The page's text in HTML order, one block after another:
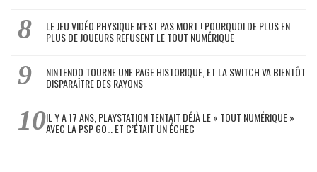
LE JEU VIDÉO PHYSIQUE N’EST PAS MORT ! POURQUOI DE PLUS EN
PLUS DE JOUEURS REFUSENT LE TOUT NUMÉRIQUE
NINTENDO TOURNE UNE PAGE HISTORIQUE, ET LA SWITCH VA BIENTÔT
DISPARAÎTRE DES RAYONS
IL Y A 17 ANS, PLAYSTATION TENTAIT DÉJÀ LE « TOUT NUMÉRIQUE »
AVEC LA PSP GO… ET C’ÉTAIT UN ÉCHEC